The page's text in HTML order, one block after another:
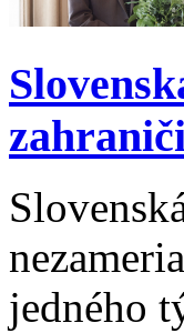
jedného